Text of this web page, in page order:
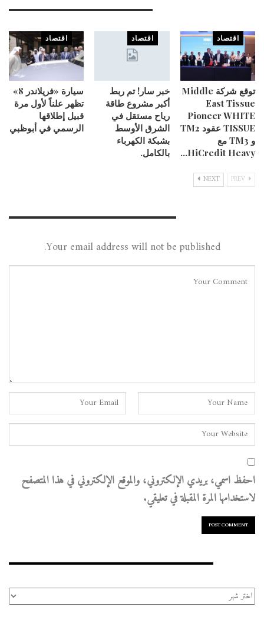
اقتصاد
توقع شركة Middle
East Tissue
Pioneer WHITE
TISSUE عقود TM2
و TM3 مع
HiCredit Heavy…
اقتصاد
خبر سار! تم ربط
أكبر مشروع طاقة
رياح مستقل في
الشرق الأوسط
بشبكة الكهرباء
بالكامل.
اقتصاد
سيارة «فريلاندر 8»
تظهر علناً لأول مرة
قبيل إطلاقها
الرسمي في أبوظبي
NEXT
Your email address will not be published.
احفظ اسمي، بريدي الإلكتروني، والموقع الإلكتروني في هذا المتصفح
لاستخدامها المرة المقبلة في تعليقي.
الأرشيف